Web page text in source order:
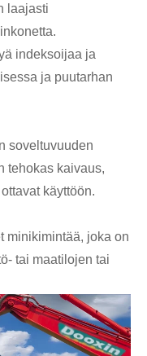
laajasti
indeksoijaa ja
ja puutarhan
soveltuvuuden
tehokas kaivaus,
käyttöön.
minikimintää, joka on
tai maatilojen tai